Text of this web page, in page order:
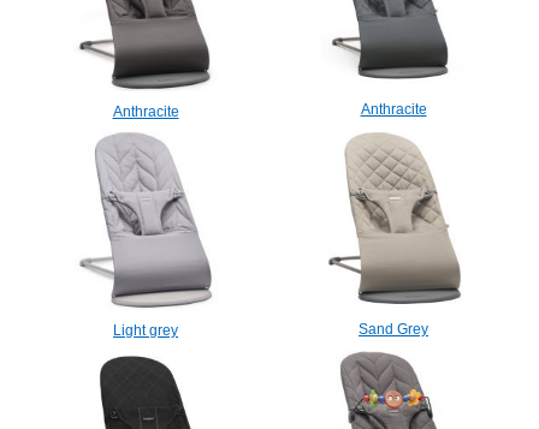
Anthracite Anthracite
Light grey Sand Grey